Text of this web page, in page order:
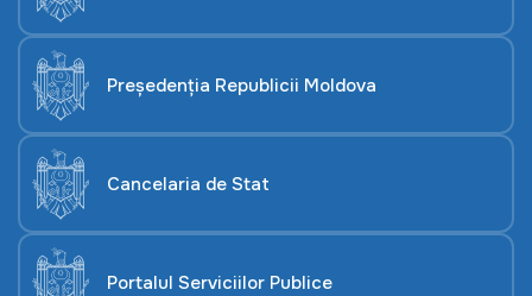
Președenția Republicii Moldova
Cancelaria de Stat
Portalul Serviciilor Publice